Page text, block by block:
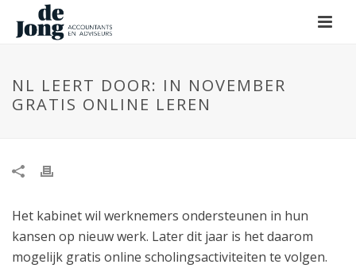
NL LEERT DOOR: IN NOVEMBER
GRATIS ONLINE LEREN
Het kabinet wil werknemers ondersteunen in hun
kansen op nieuw werk. Later dit jaar is het daarom
mogelijk gratis online scholingsactiviteiten te volgen.